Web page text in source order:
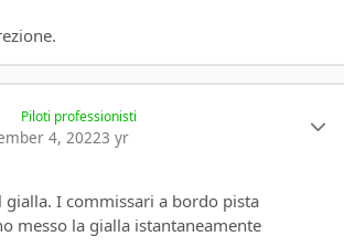
Piloti professionisti
4, 20223 yr
gialla. I commissari a bordo pista
messo la gialla istantaneamente